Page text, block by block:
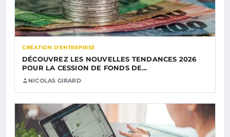
CRÉATION D'ENTREPRISE
DÉCOUVREZ LES NOUVELLES TENDANCES 2026
POUR LA CESSION DE FONDS DE…
NICOLAS GIRARD